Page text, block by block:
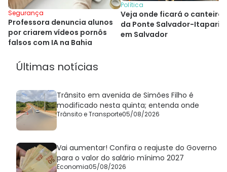
Segurança
Professora denuncia alunos
por criarem vídeos pornôs
falsos com IA na Bahia
Política
Veja onde ficará o canteiro
da Ponte Salvador-
em Salvador
Últimas notícias
Trânsito em avenida de Simões Filho é
modificado nesta quinta; entenda onde
Trânsito e Transporte05/08/2026
Vai aumentar! Confira o reajuste do Governo
para o valor do salário mínimo 2027
Economia05/08/2026